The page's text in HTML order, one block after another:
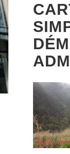
AUTO /